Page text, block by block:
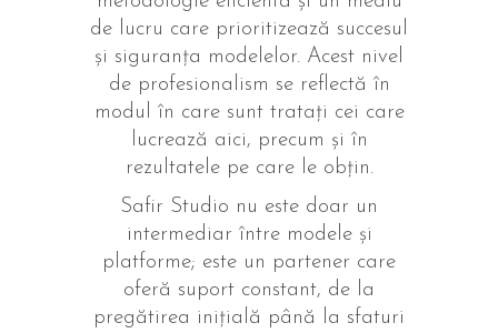
de lucru care prioritizează succesul
și siguranța modelelor. Acest nivel
de profesionalism se reflectă în
modul în care sunt tratați cei care
lucrează aici, precum și în
rezultatele pe care le obțin.
Safir Studio nu este doar un
intermediar între modele și
platforme; este un partener care
oferă suport constant, de la
pregătirea inițială până la sfaturi